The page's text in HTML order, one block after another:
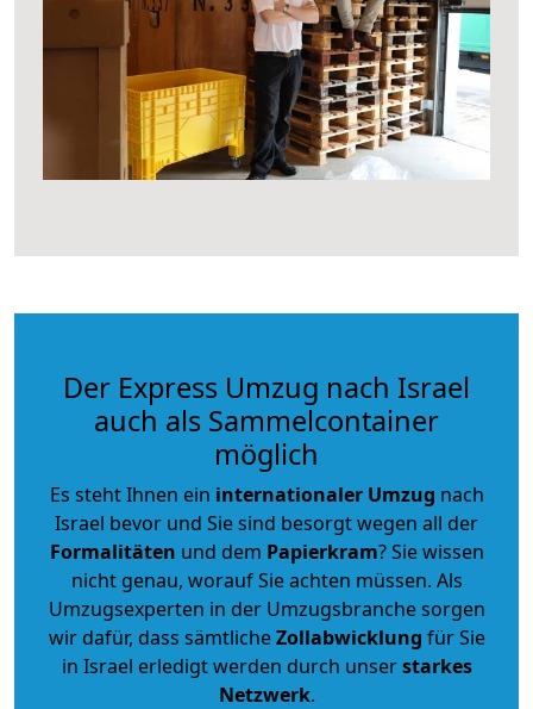
Der Express Umzug nach Israel
auch als Sammelcontainer
möglich
Es steht Ihnen ein internationaler Umzug nach
Israel bevor und Sie sind besorgt wegen all der
Formalitäten und dem Papierkram? Sie wissen
nicht genau, worauf Sie achten müssen. Als
Umzugsexperten in der Umzugsbranche sorgen
wir dafür, dass sämtlicheZollabwicklung für Sie
in Israel erledigt werden durch unserstarkes
Netzwerk.